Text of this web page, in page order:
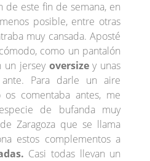
de este fin de semana, en
posible, entre otras
muy cansada. Aposté
como un pantalón
un jerseyoversizey unas
Para darle un aire
comentaba antes, me
de bufanda muy
Zaragoza que se llama
estos complementos a
Casi todas llevan un